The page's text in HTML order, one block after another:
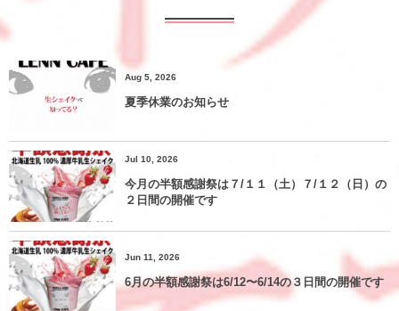
Aug 5, 2026
夏季休業のお知らせ
Jul 10, 2026
今月の半額感謝祭は７/１１（土）７/１２（日）の
２日間の開催です
Jun 11, 2026
6月の半額感謝祭は6/12〜6/14の３日間の開催です